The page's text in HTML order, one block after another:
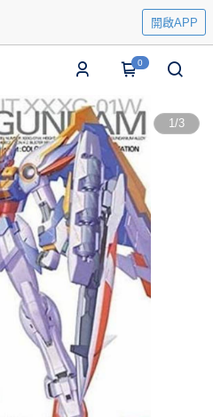
開啟APP
0
1/3